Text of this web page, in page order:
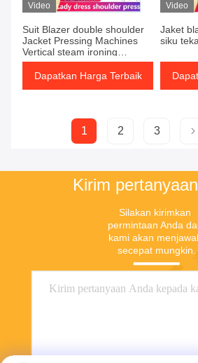
Video
Suit Blazer double shoulder
Jacket Pressing Machines
Vertical steam ironing
equipment
Dapatkan Harga Terbaik
Video
Jaket
siku
1 2 3
Kirim
Silakan kirimkan
permintaan Anda
kami akan
secepat mungkin.